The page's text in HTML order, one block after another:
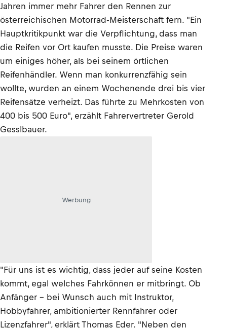
Jahren immer mehr Fahrer den Rennen zur
österreichischen Motorrad-Meisterschaft fern. "Ein
Hauptkritikpunkt war die Verpflichtung, dass man
die Reifen vor Ort kaufen musste. Die Preise waren
um einiges höher, als bei seinem örtlichen
Reifenhändler. Wenn man konkurrenzfähig sein
wollte, wurden an einem Wochenende drei bis vier
Reifensätze verheizt. Das führte zu Mehrkosten von
400 bis 500 Euro", erzählt Fahrervertreter Gerold
Gesslbauer.
Werbung
"Für uns ist es wichtig, dass jeder auf seine Kosten
kommt, egal welches Fahrkönnen er mitbringt. Ob
Anfänger – bei Wunsch auch mit Instruktor,
Hobbyfahrer, ambitionierter Rennfahrer oder
Lizenzfahrer", erklärt Thomas Eder. "Neben den